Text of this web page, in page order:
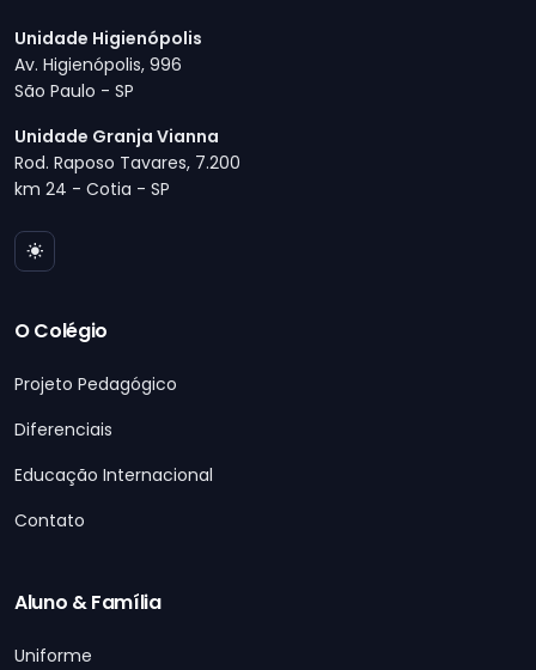
Unidade Higienópolis
Av. Higienópolis, 996
São Paulo - SP
Unidade Granja Vianna
Rod. Raposo Tavares, 7.200
km 24 - Cotia - SP
O Colégio
Projeto Pedagógico
Diferenciais
Educação Internacional
Contato
Aluno & Família
Uniforme